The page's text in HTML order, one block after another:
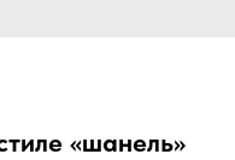
«шанель»